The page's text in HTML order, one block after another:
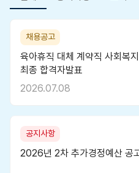
채용공고
육아휴직 대체 계약직 사회복
최종 합격자발표
2026.07.08
공지사항
2026년 2차 추가경정예산 공